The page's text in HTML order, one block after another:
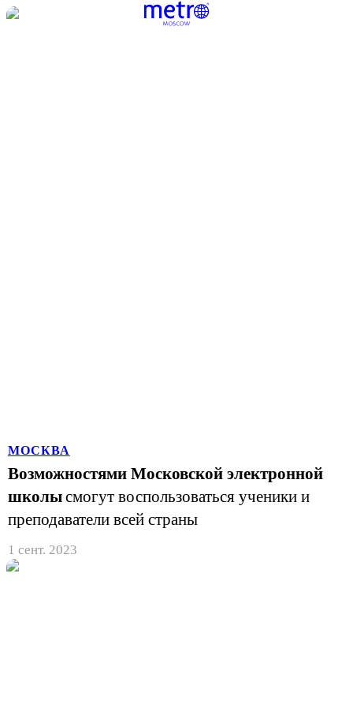
МОСКВА
Возможностями Московской электронной
школысмогут воспользоваться ученики и
преподаватели всей страны
1 сент. 2023